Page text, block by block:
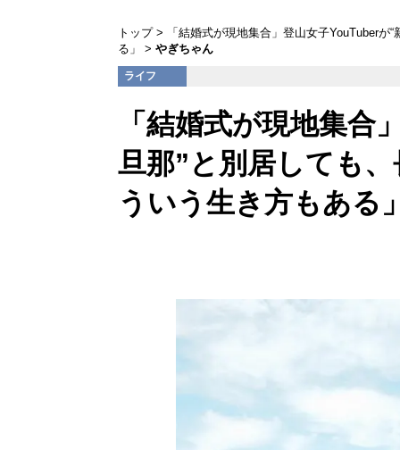
トップ
「結婚式が現地集合」登山女子YouTuber
る」
やぎちゃん
ライフ
「結婚式が現地集合
旦那”と別居しても
ういう生き方もある